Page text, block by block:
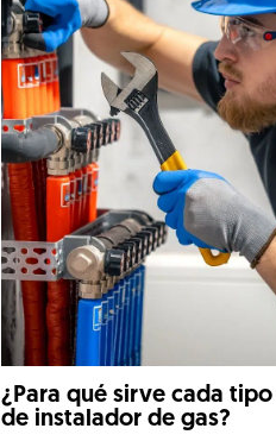
¿Para qué sirve cada
de instalador de gas?